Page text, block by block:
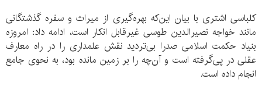
کلباسی اشتری با بیان این‌که بهره‌‌گیری از میراث و سفره گذشتگانی
مانند خواجه نصیرالدین طوسی غیرقابل انکار است، ادامه داد: امروزه
بنیاد حکمت اسلامی صدرا بی‌‌تردید نقش علمداری را در راه معارف
عقلی در پی‌گرفته است و آن‌چه را بر زمین مانده بود، به نحوی جامع
انجام داده است.